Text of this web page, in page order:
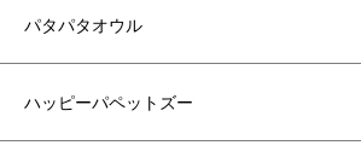
パタパタオウル
ハッピーパペットズー